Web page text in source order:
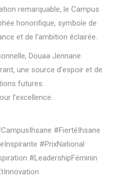
remarquable, le Campus
honorifique, symbole de
et de l’ambition éclairée.
Douaa Jennane
une source d’espoir et de
futures.
l’excellence.
#FiertéIhsane
#PrixNational
#LeadershipFéminin